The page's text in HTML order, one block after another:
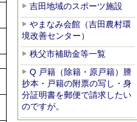
吉田地域のスポーツ施設
やまなみ会館（吉田農村環
境改善センター）
秩父市補助金等一覧
Q 戸籍（除籍・原戸籍）謄
抄本・戸籍の附票の写し・身
分証明書を郵便で請求したい
のですが。